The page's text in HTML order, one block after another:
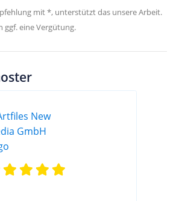
mit *, unterstützt das unsere Arbeit.
eine Vergütung.